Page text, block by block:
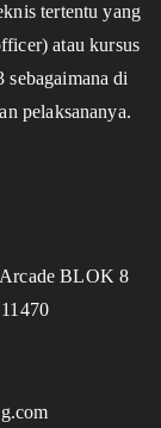
tertentu yang
atau kursus
di
pelaksananya.
BLOK 8